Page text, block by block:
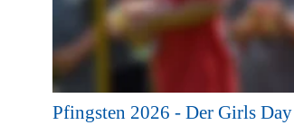
Pfingsten 2026 - Der Girls Day